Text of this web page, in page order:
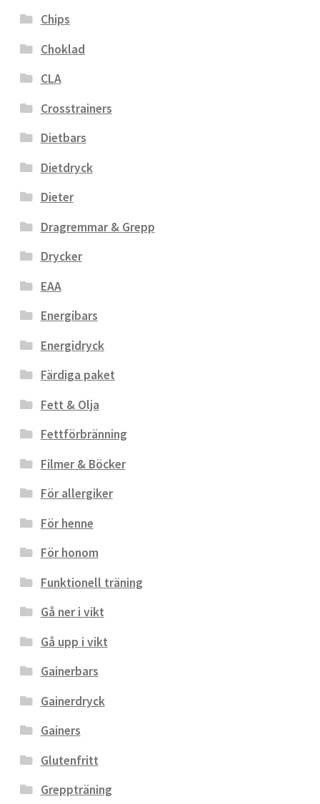
Chips
Choklad
CLA
Crosstrainers
Dietbars
Dietdryck
Dieter
Dragremmar & Grepp
Drycker
EAA
Energibars
Energidryck
Färdiga paket
Fett & Olja
Fettförbränning
Filmer & Böcker
För allergiker
För henne
För honom
Funktionell träning
Gå ner i vikt
Gå upp i vikt
Gainerbars
Gainerdryck
Gainers
Glutenfritt
Greppträning